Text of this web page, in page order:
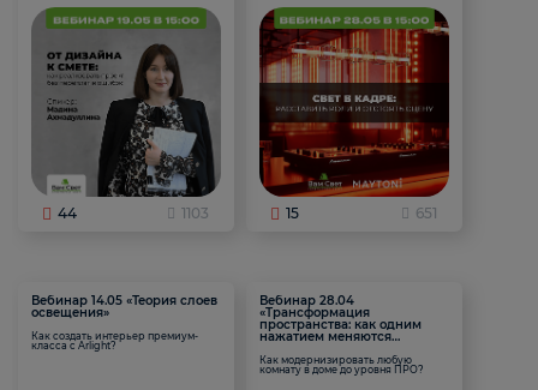
44 1103 15 651
Вебинар 14.05 «Теория слоев
освещения»
Как создать интерьер премиум-
класса с Arlight?
Вебинар 28.04
«Трансформация
пространства: как одним
нажатием меняются
Как модернизировать любую
комнату в доме до уровня ПРО?